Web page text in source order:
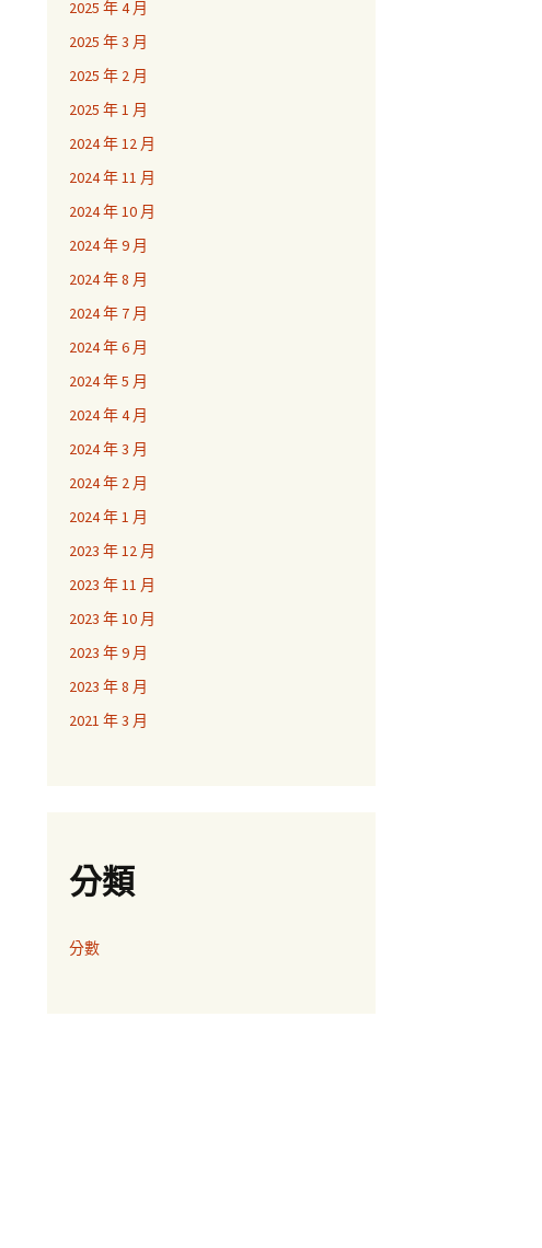
2025 年 4 月
2025 年 3 月
2025 年 2 月
2025 年 1 月
2024 年 12 月
2024 年 11 月
2024 年 10 月
2024 年 9 月
2024 年 8 月
2024 年 7 月
2024 年 6 月
2024 年 5 月
2024 年 4 月
2024 年 3 月
2024 年 2 月
2024 年 1 月
2023 年 12 月
2023 年 11 月
2023 年 10 月
2023 年 9 月
2023 年 8 月
2021 年 3 月
分類
分數